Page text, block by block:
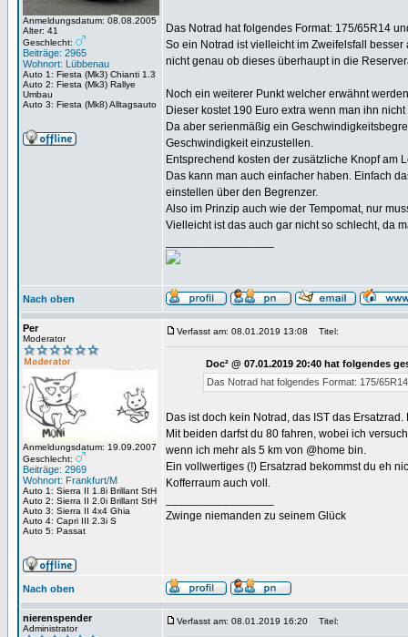
Anmeldungsdatum: 08.08.2005
Alter: 41
Geschlecht:
Beiträge: 2965
Wohnort: Lübbenau
Auto 1: Fiesta (Mk3) Chianti 1.3
Auto 2: Fiesta (Mk3) Rallye
Umbau
Auto 3: Fiesta (Mk8) Alltagsauto
Das Notrad hat folgendes Format: 175/65R14
So ein Notrad ist vielleicht im Zweifelsfall
nicht genau ob dieses überhaupt in die
Noch ein weiterer Punkt welcher erwähnt
Dieser kostet 190 Euro extra wenn man ihn
Da aber serienmäßig ein
Geschwindigkeit einzustellen.
Entsprechend kosten der zusätzliche Knopf am
Das kann man auch einfacher haben. Einfach
einstellen über den Begrenzer.
Also im Prinzip auch wie der Tempomat, nur
Vielleicht ist das auch gar nicht so schlecht, da
Nach oben
Per
Moderator
Anmeldungsdatum: 19.09.2007
Geschlecht:
Beiträge: 2969
Wohnort: Frankfurt/M
Auto 1: Sierra II 1.8i Brillant StH
Auto 2: Sierra II 2.0i Brillant StH
Auto 3: Sierra II 4x4 Ghia
Auto 4: Capri III 2.3i S
Auto 5: Passat
Verfasst am: 08.01.2019 13:08 Titel:
Doc² @ 07.01.2019 20:40 hat folgendes
Das Notrad hat folgendes Format: 175/65R14
Das ist doch kein Notrad, das IST das
Mit beiden darfst du 80 fahren, wobei ich
wenn ich mehr als 5 km von @home bin.
Ein vollwertiges (!) Ersatzrad bekommst du eh
Kofferraum auch voll.
Zwinge niemanden zu seinem Glück
Nach oben
nierenspender
Administrator
Verfasst am: 08.01.2019 16:20 Titel: